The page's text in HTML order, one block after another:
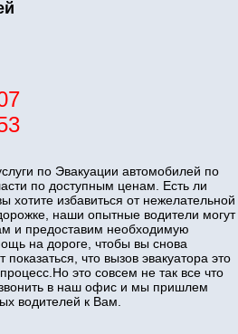
по Эвакуации автомобилей по
по доступным ценам. Есть ли
хотите избавиться от нежелательной
наши опытные водители могут
и предоставим необходимую
на дороге, чтобы вы снова
что вызов эвакуатора это
это совсем не так все что
в наш офис и мы пришлем
водителей к Вам.